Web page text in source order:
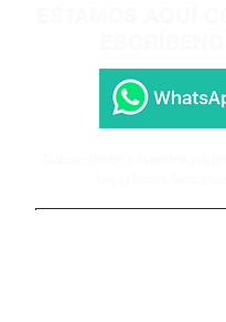
Subscríbete a nuestra